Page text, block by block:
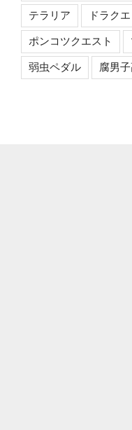
テラリア ドラクエ
ポンコツクエスト
弱虫ペダル 腐男